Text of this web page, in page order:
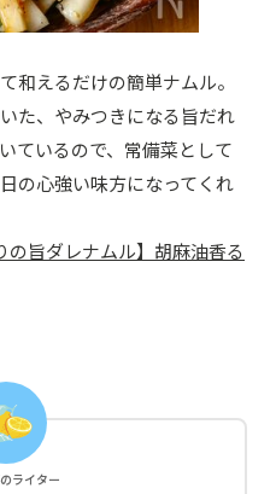
和えるだけの簡単ナムル。
た、やみつきになる旨だれ
ているので、常備菜として
の心強い味方になってくれ
旨ダレナムル】胡麻油香る
ライター